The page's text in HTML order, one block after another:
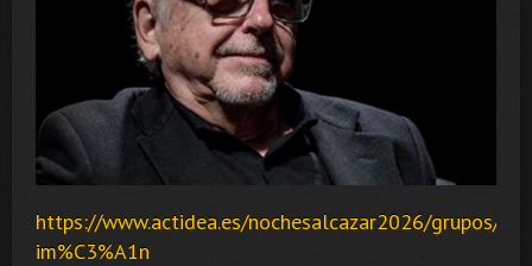
https://www.actidea.es/nochesalcazar2026/grupos/
im%C3%A1n